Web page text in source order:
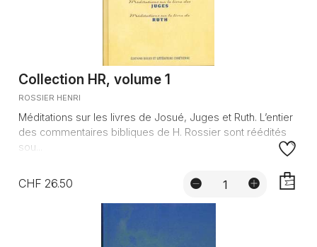
Collection HR, volume 1
ROSSIER HENRI
Méditations sur les livres de Josué, Juges et Ruth. L’entier
des commentaires bibliques de H. Rossier sont réédités
sou...
CHF 26.50